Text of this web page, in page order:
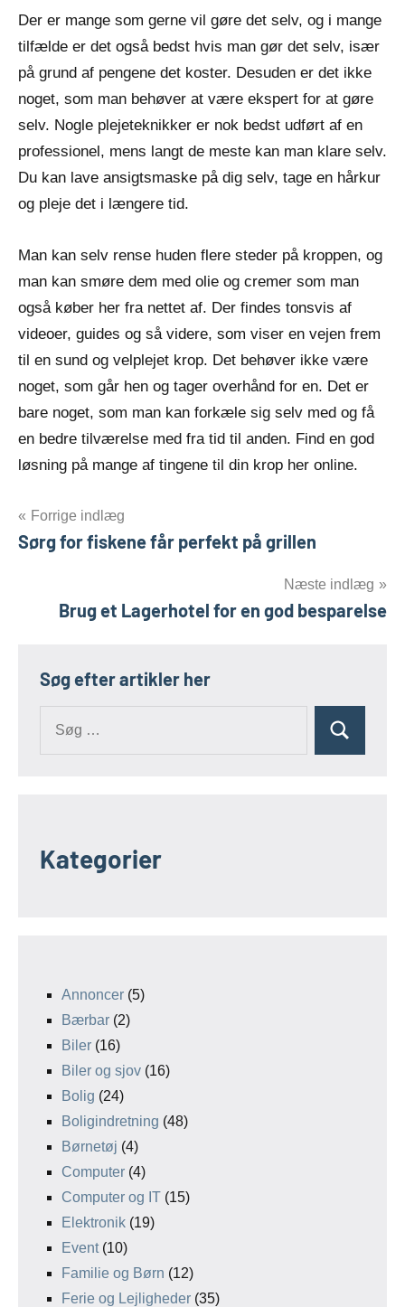
Der er mange som gerne vil gøre det selv, og i mange
tilfælde er det også bedst hvis man gør det selv, især
på grund af pengene det koster. Desuden er det ikke
noget, som man behøver at være ekspert for at gøre
selv. Nogle plejeteknikker er nok bedst udført af en
professionel, mens langt de meste kan man klare selv.
Du kan lave ansigtsmaske på dig selv, tage en hårkur
og pleje det i længere tid.
Man kan selv rense huden flere steder på kroppen, og
man kan smøre dem med olie og cremer som man
også køber her fra nettet af. Der findes tonsvis af
videoer, guides og så videre, som viser en vejen frem
til en sund og velplejet krop. Det behøver ikke være
noget, som går hen og tager overhånd for en. Det er
bare noget, som man kan forkæle sig selv med og få
en bedre tilværelse med fra tid til anden. Find en god
løsning på mange af tingene til din krop her online.
Indlægsnavigation
Forrige indlæg
Sørg for fiskene får perfekt på grillen
Næste indlæg
Brug et Lagerhotel for en god besparelse
Søg efter artikler her
Kategorier
Annoncer (5)
Bærbar (2)
Biler (16)
Biler og sjov (16)
Bolig (24)
Boligindretning (48)
Børnetøj (4)
Computer (4)
Computer og IT (15)
Elektronik (19)
Event(10)
Familie og Børn (12)
Ferie og Lejligheder (35)